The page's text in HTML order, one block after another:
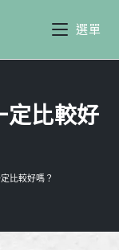
選單
定比較好
比較好嗎？